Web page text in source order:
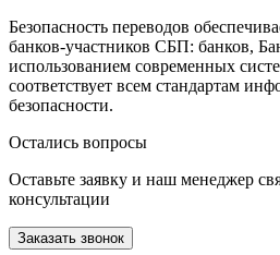
Безопасность переводов
банков-участников СБП: банков,
использованием современных
соответствует всем стандартам
безопасности.
Остались вопросы
Оставьте заявку и наш менеджер
консультации
Заказать звонок